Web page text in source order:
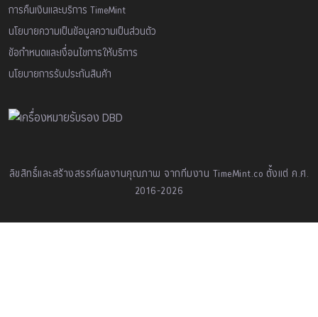
การคืนเงินและบริการ TimeMint
นโยบายความเป็นข้อมูลความเป็นส่วนตัว
ข้อกำหนดและเงื่อนไขการให้บริการ
นโยบายการรับประกันสินค้า
ลิขสิทธิ์และสร้างสรรค์ผลงานคุณภาพ จากทีมงาน TimeMint.co ตั้งแต่ ค.ศ.
2016-2026